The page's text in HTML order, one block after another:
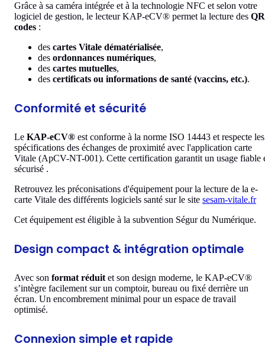
Grâce à sa caméra intégrée et à la technologie NFC et selon votre
logiciel de gestion, le lecteur KAP-eCV® permet la lecture des QR
codes :
des cartes Vitale dématérialisée,
des ordonnances numériques,
des cartes mutuelles,
des certificats ou informations de santé (vaccins, etc.).
Conformité et sécurité
Le KAP-eCV® est conforme à la norme ISO 14443 et respecte les
spécifications des échanges de proximité avec l'application carte
Vitale (ApCV-NT-001). Cette certification garantit un usage fiable
sécurisé .
Retrouvez les préconisations d'équipement pour la lecture de la e-
carte Vitale des différents logiciels santé sur le site sesam-vitale.fr
Cet équipement est éligible à la subvention Ségur du Numérique.
Design compact & intégration optimale
Avec son format réduit et son design moderne, le KAP-eCV®
s’intègre facilement sur un comptoir, bureau ou fixé derrière un
écran. Un encombrement minimal pour un espace de travail
optimisé.
Connexion simple et rapide